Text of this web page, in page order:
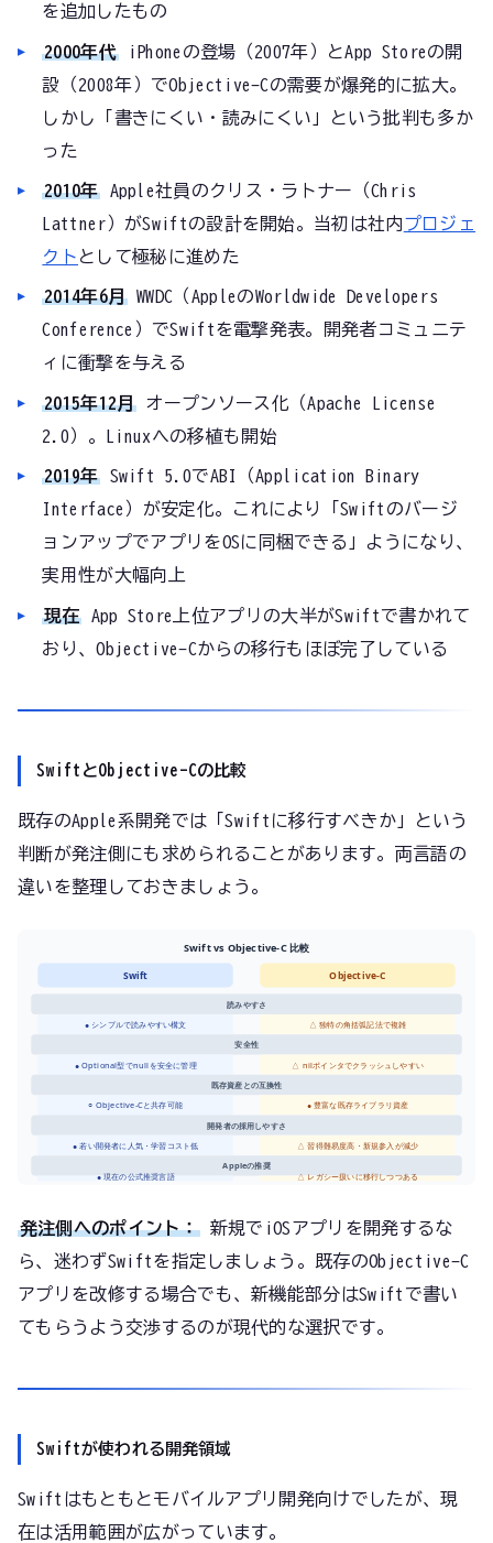
を追加したもの
2000年代iPhoneの登場（2007年）とApp Storeの開
設（2008年）でObjective-Cの需要が爆発的に拡大。
しかし「書きにくい・読みにくい」という批判も多か
った
2010年 Apple社員のクリス・ラトナー（Chris
Lattner）がSwiftの設計を開始。当初は社内プロジェ
クト として極秘に進めた
2014年6月WWDC（AppleのWorldwide Developers
Conference）でSwiftを電撃発表。開発者コミュニテ
ィに衝撃を与える
2015年12月 オープンソース化（Apache License
2.0）。Linuxへの移植も開始
2019年 Swift 5.0でABI（Application Binary
Interface）が安定化。これにより「Swiftのバージ
ョンアップでアプリをOSに同梱できる」ようになり、
実用性が大幅向上
現在 App Store上位アプリの大半がSwiftで書かれて
おり、Objective-Cからの移行もほぼ完了している
SwiftとObjective-Cの比較
既存のApple系開発では「Swiftに移行すべきか」という
判断が発注側にも求められることがあります。両言語の
違いを整理しておきましょう。
Swift vs Objective-C 比較
Swift Objective-C
読みやすさ
● シンプルで読みやすい構文
△ 独特の角括弧記法で複雑
安全性
● Optional型でnullを安全に管理
△ nilポインタでクラッシュしやすい
既存資産との互換性
○ Objective-Cと共存可能
● 豊富な既存ライブラリ資産
開発者の採用しやすさ
● 若い開発者に人気・学習コスト低
△ 習得難易度高・新規参入が減少
Appleの推奨
● 現在の公式推奨言語
△ レガシー扱いに移行しつつある
発注側へのポイント： 新規でiOSアプリを開発するな
ら、迷わずSwiftを指定しましょう。既存のObjective-C
アプリを改修する場合でも、新機能部分はSwiftで書い
てもらうよう交渉するのが現代的な選択です。
Swiftが使われる開発領域
Swiftはもともとモバイルアプリ開発向けでしたが、現
在は活用範囲が広がっています。